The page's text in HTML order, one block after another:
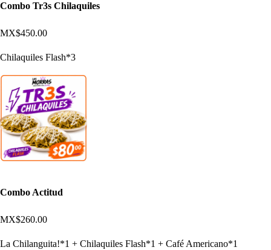
Combo Tr3s Chilaquiles
MX$450.00
Chilaquiles Flash*3
Combo Actitud
MX$260.00
La Chilanguita!*1 + Chilaquiles Flash*1 + Café Americano*1